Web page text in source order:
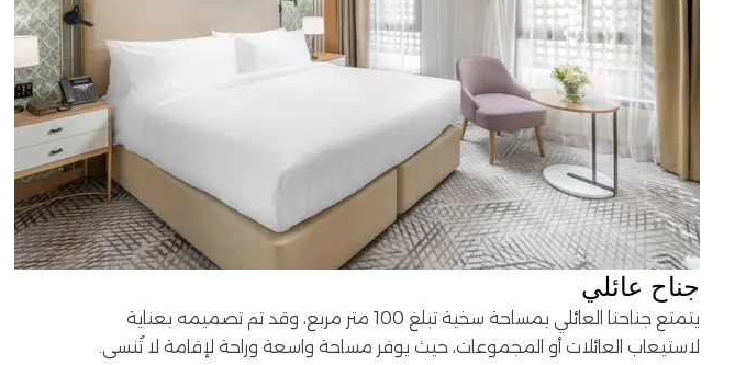
جناح عائلي
يتمتع جناحنا العائلي بمساحة سخية تبلغ 100 متر مربع، وقد تم تصميمه بعناية
لاستيعاب العائلات أو المجموعات، حيث يوفر مساحة واسعة وراحة لإقامة لا تُنسى.